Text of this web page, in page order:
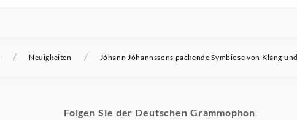
/ Neuigkeiten / Jóhann Jóhannssons packende Symbiose von Klang
Folgen Sie der Deutschen Grammophon